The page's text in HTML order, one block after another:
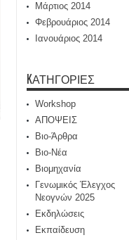
Μάρτιος 2014
Φεβρουάριος 2014
Ιανουάριος 2014
KΑΤΗΓΟΡΊΕΣ
Workshop
ΑΠΟΨΕΙΣ
Βιο-Άρθρα
Βιο-Νέα
Βιομηχανία
Γενωμικός Έλεγχος
Νεογνών 2025
Εκδηλώσεις
Εκπαίδευση